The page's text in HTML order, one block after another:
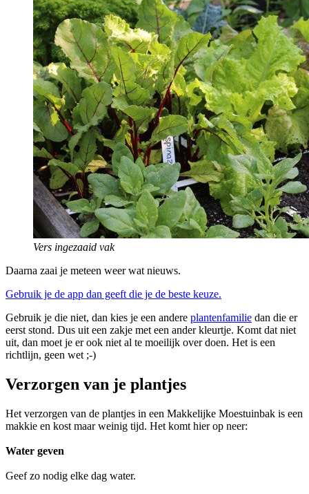
Vers ingezaaid vak
Daarna zaai je meteen weer wat nieuws.
Gebruik je de app dan geeft die je de beste keuze.
Gebruik je die niet, dan kies je een andere plantenfamilie dan die er
eerst stond. Dus uit een zakje met een ander kleurtje. Komt dat niet
uit, dan moet je er ook niet al te moeilijk over doen. Het is een
richtlijn, geen wet ;-)
Verzorgen van je plantjes
Het verzorgen van de plantjes in een Makkelijke Moestuinbak is een
makkie en kost maar weinig tijd. Het komt hier op neer:
Water geven
Geef zo nodig elke dag water.